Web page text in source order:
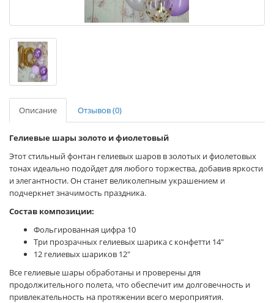
Описание Отзывов (0)
Гелиевые шары золото и фиолетовый
Этот стильный фонтан гелиевых шаров в золотых и фиолетовых
тонах идеально подойдет для любого торжества, добавив яркости
и элегантности. Он станет великолепным украшением и
подчеркнет значимость праздника.
Состав композиции:
Фольгированная цифра 10
Три прозрачных гелиевых шарика с конфетти 14"
12 гелиевых шариков 12"
Все гелиевые шары обработаны и проверены для
продолжительного полета, что обеспечит им долговечность и
привлекательность на протяжении всего мероприятия.